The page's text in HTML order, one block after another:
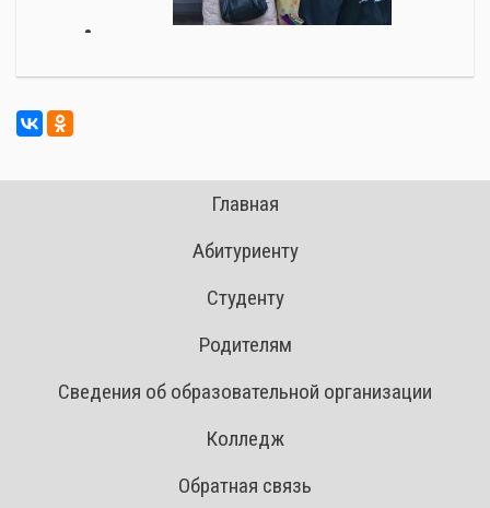
Главная
Абитуриенту
Студенту
Родителям
Сведения об образовательной организации
Колледж
Обратная связь